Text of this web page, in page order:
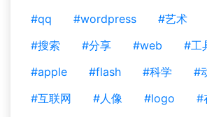
#qq
#wordpress #艺术
#搜索
#分享 #web #工
#apple
#flash #科学
#
#互联网
#人像 #logo
#